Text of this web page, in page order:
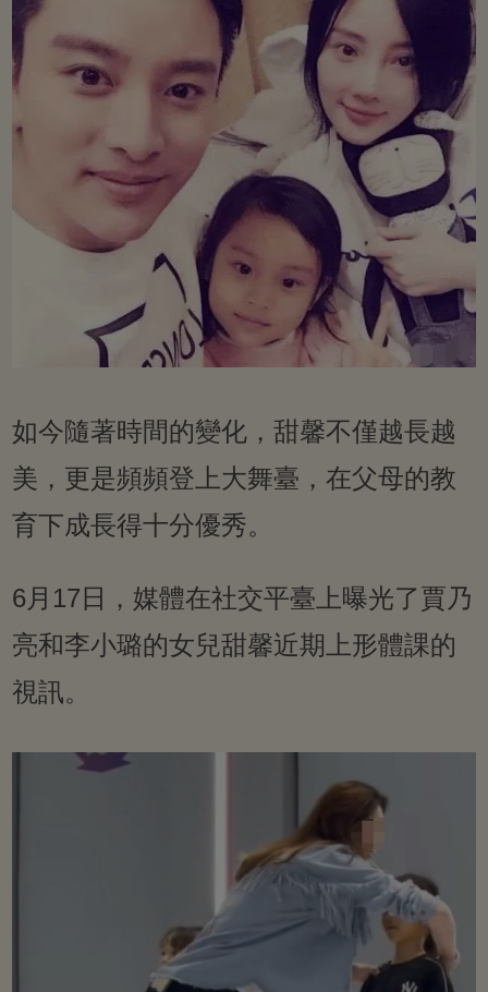
如今隨著時間的變化，甜馨不僅越長越
美，更是頻頻登上大舞臺，在父母的教
育下成長得十分優秀。
6月17日，媒體在社交平臺上曝光了賈乃
亮和李小璐的女兒甜馨近期上形體課的
視訊。